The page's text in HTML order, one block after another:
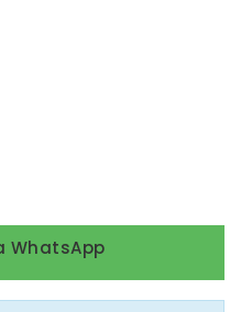
WhatsApp